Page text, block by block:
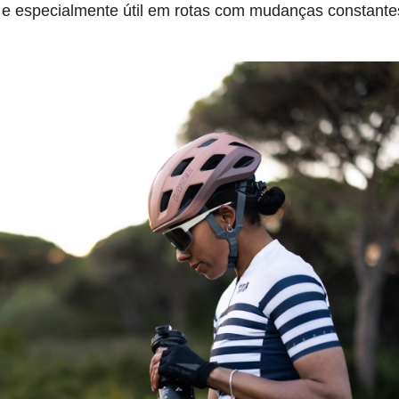
especialmente útil em rotas com mudanças